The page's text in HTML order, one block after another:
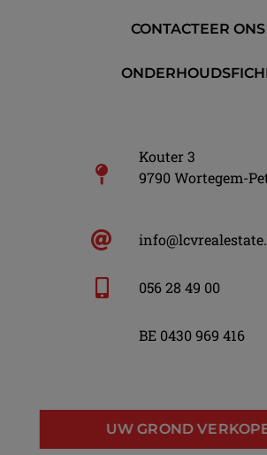
CONTACTEER ONS
Kouter 3
9790 Wortegem-
056 28 49 00
BE 0430 969 416
UW GROND